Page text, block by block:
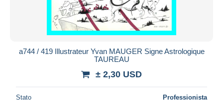
a744 / 419 Illustrateur Yvan MAUGER Signe Astrologique
TAUREAU
± 2,30 USD
Stato Professionista